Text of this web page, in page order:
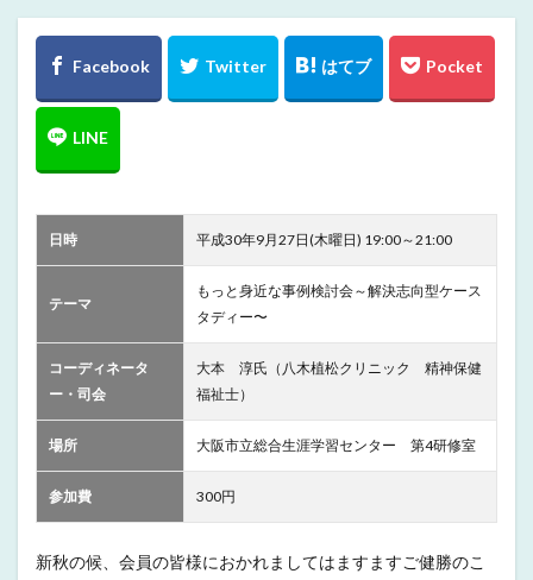
日時 平成30年9月27日(木曜日) 19:00～21:00
テーマ
もっと身近な事例検討会～解決志向型ケース
タディー〜
コーディネータ
ー・司会
大本 淳氏（八木植松クリニック 精神保健
福祉士）
場所 大阪市立総合生涯学習センター 第4研修室
参加費 300円
新秋の候、会員の皆様におかれましてはますますご健勝のこ